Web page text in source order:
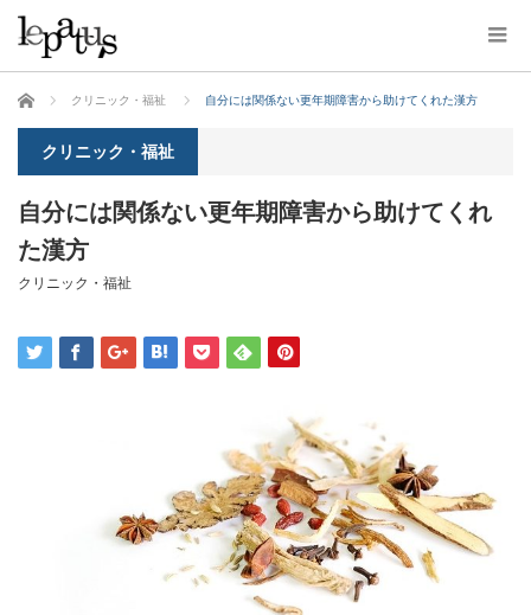
ホーム クリニック・福祉 自分には関係ない更年期障害から助けてくれた漢方
クリニック・福祉
自分には関係ない更年期障害から助けてくれ
た漢方
クリニック・福祉